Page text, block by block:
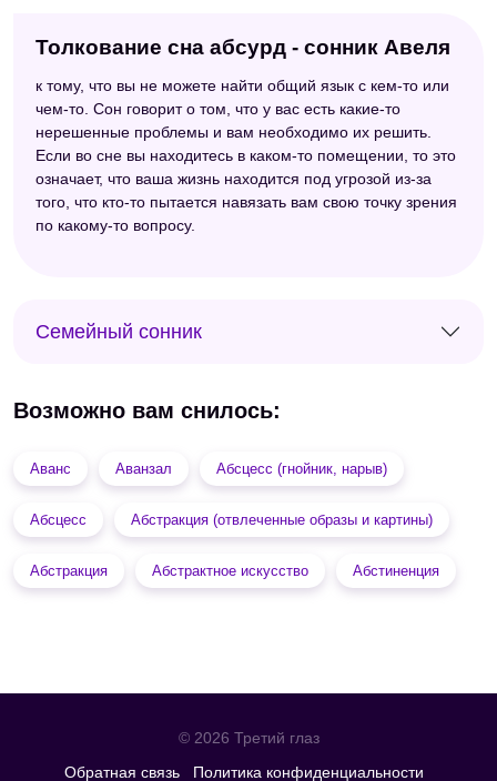
Толкование сна абсурд - сонник Авеля
к тому, что вы не можете найти общий язык с кем-то или
чем-то. Сон говорит о том, что у вас есть какие-то
нерешенные проблемы и вам необходимо их решить.
Если во сне вы находитесь в каком-то помещении, то это
означает, что ваша жизнь находится под угрозой из-за
того, что кто-то пытается навязать вам свою точку зрения
по какому-то вопросу.
Семейный сонник
Возможно вам снилось:
Аванс Аванзал Абсцесс (гнойник, нарыв)
Абсцесс Абстракция (отвлеченные образы и картины)
Абстракция Абстрактное искусство Абстиненция
© 2026 Третий глаз
Обратная связь
Политика конфиденциальности